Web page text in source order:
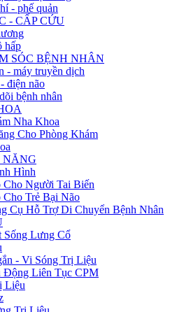
- phế quản
- CẤP CỨU
hấp
SÓC BỆNH NHÂN
- máy truyền dịch
điện não
bệnh nhân
Nha Khoa
Cho Phòng Khám
NĂNG
Hình
Cho Người Tai Biến
Trẻ Bại Não
Cụ Hỗ Trợ Di Chuyển Bệnh Nhân
Sống Lưng Cổ
- Vi Sóng Trị Liệu
Động Liên Tục CPM
Liệu